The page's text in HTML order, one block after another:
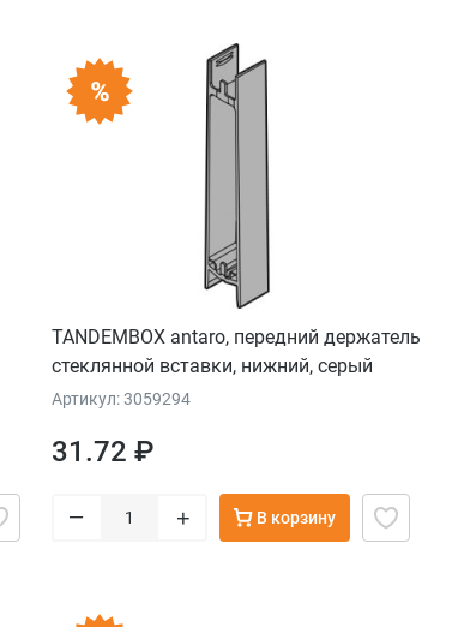
TANDEMBOX antaro, передний держатель
стеклянной вставки, нижний, серый
орион, высота C (196 мм.) симм
Артикул: 3059294
31.72 ₽
– + В корзину